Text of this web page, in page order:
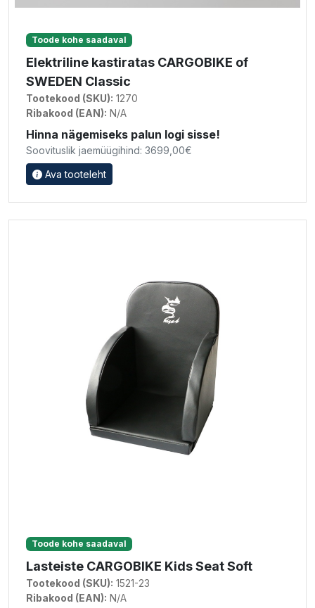
Toode kohe saadaval
Elektriline kastiratas CARGOBIKE of
SWEDEN Classic
Tootekood (SKU): 1270
Ribakood (EAN): N/A
Hinna nägemiseks palun logi sisse!
Soovituslik jaemüügihind: 3699,00€
Ava tooteleht
Toode kohe saadaval
Lasteiste CARGOBIKE Kids Seat Soft
Tootekood (SKU): 1521-23
Ribakood (EAN): N/A